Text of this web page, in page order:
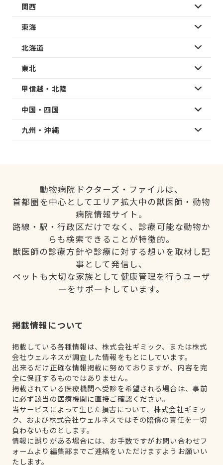
関西
東海
北海道
東北
甲信越・北陸
中国・四国
九州・沖縄
動物病院ドクターズ・ファイルは、
首都圏を中心としてエリア拡大中の獣医師・動物
病院情報サイト。
路線・駅・行政区だけでなく、診療可能な動物か
らも検索できることが特徴的。
獣医師の診療方針や診療に対する想いを取材し記
事として発信し、
ペットも大切な家族として健康管理を行うユーザ
ーをサポートしています。
掲載情報について
掲載している各種情報は、株式会社ギミック、または株式
会社ウェルネスが調査した情報をもとにしています。
出来るだけ正確な情報掲載に努めておりますが、内容を完
全に保証するものではありません。
掲載されている医療機関へ受診を希望される場合は、事前
に必ず該当の医療機関に直接ご確認ください。
当サービスによって生じた損害について、株式会社ギミッ
ク、および株式会社ウェルネスではその賠償の責任を一切
負わないものとします。
情報に誤りがある場合には、お手数ですがお問い合わせフ
ォームより編集部までご連絡をいただけますようお願いい
たします。